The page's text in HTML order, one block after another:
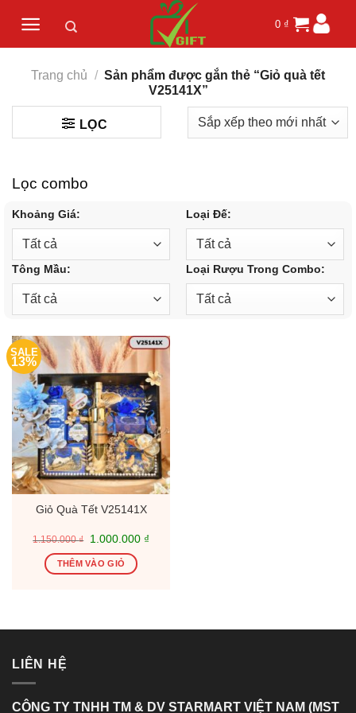
content
0 ₫
Trang chủ / Sản phẩm được gắn thẻ “Giỏ quà tết
V25141X”
LỌC
Lọc combo
Khoảng Giá: Loại Đế:
Tông Mầu: Loại Rượu Trong Combo:
SALE
13%
Giỏ Quà Tết V25141X
1.150.000₫
Giá
là:
1.150.000 ₫.
1.000.000 ₫Giá
THÊM VÀO GIỎ
LIÊN HỆ
CÔNG TY TNHH TM & DV STARMART VIỆT NAM (MST